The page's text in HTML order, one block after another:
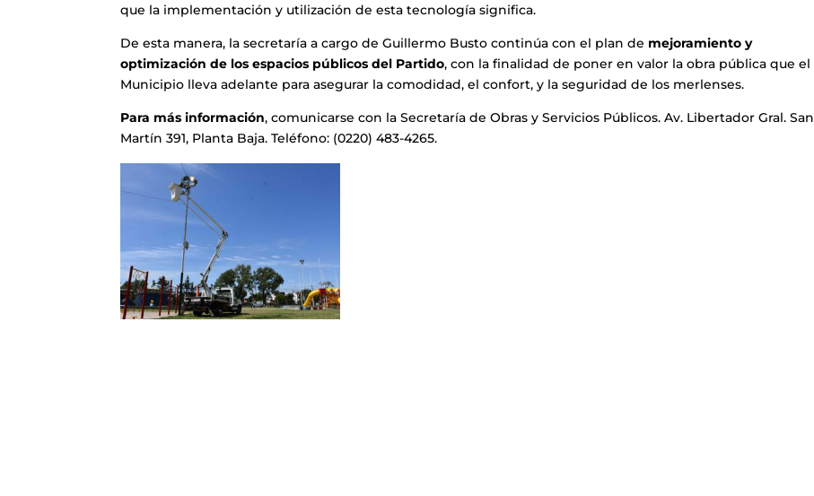
que la implementación y utilización de esta tecnología significa.
De esta manera, la secretaría a cargo de Guillermo Busto continúa con el plan de mejoramiento y
optimización de los espacios públicos del Partido, con la finalidad de poner en valor la obra pública que el
Municipio lleva adelante para asegurar la comodidad, el confort, y la seguridad de los merlenses.
Para más información, comunicarse con la Secretaría de Obras y Servicios Públicos. Av. Libertador Gral. San
Martín 391, Planta Baja. Teléfono: (0220) 483-4265.